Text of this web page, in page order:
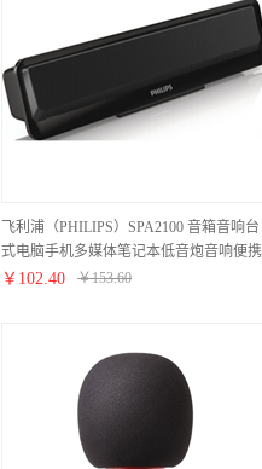
飞利浦（PHILIPS）SPA2100 音箱音响台
式电脑手机多媒体笔记本低音炮音响便携
迷你游戏收钱吧上课用音响
￥ 102.40 ￥153.60